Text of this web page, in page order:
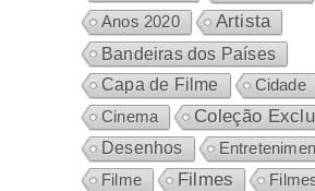
Anos 2020 Artista
Bandeiras dos Países
Capa de Filme
Cidade
Cinema
Coleção
Desenhos
Filme
Filmes